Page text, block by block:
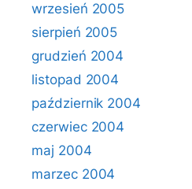
wrzesień 2005
sierpień 2005
grudzień 2004
listopad 2004
październik 2004
czerwiec 2004
maj 2004
marzec 2004